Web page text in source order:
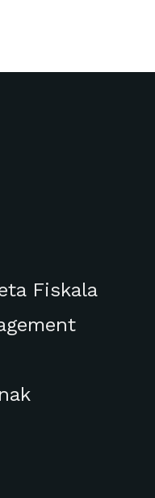
Fiskala